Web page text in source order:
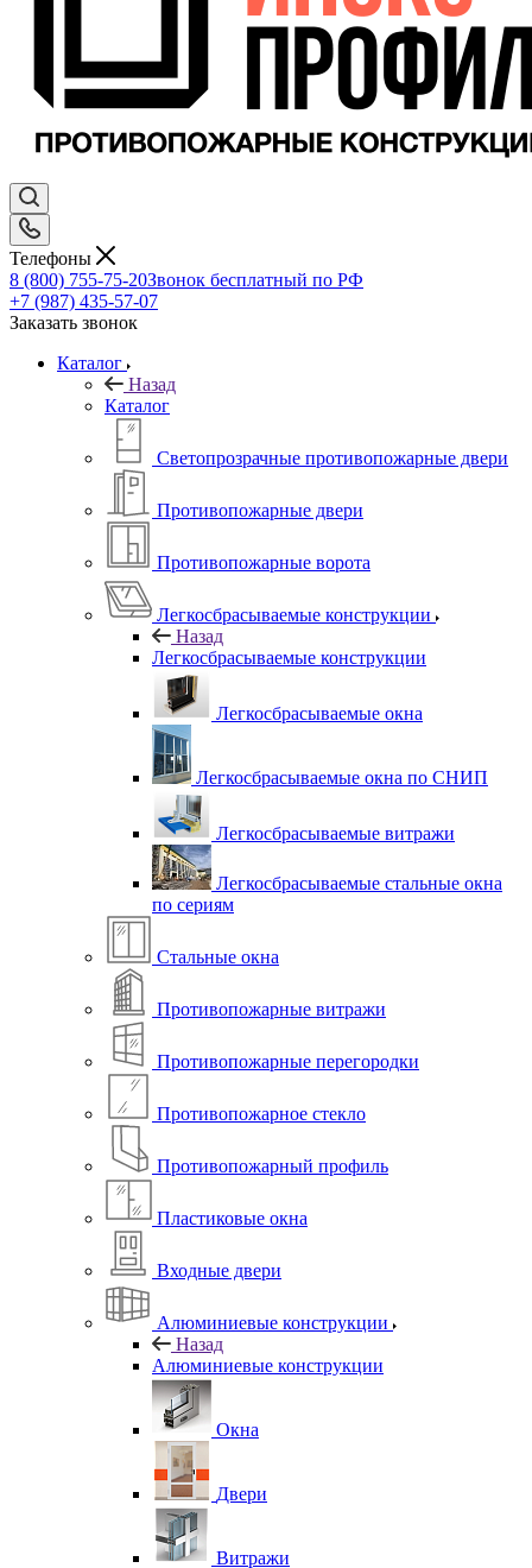
Телефоны
8 (800) 755-75-20Звонок бесплатный по РФ
+7 (987) 435-57-07
Заказать звонок
Каталог
Назад
Каталог
Светопрозрачные противопожарные двери
Противопожарные двери
Противопожарные ворота
Легкосбрасываемые конструкции
Назад
Легкосбрасываемые конструкции
Легкосбрасываемые окна
Легкосбрасываемые окна по СНИП
Легкосбрасываемые витражи
Легкосбрасываемые стальные окна
по сериям
Стальные окна
Противопожарные витражи
Противопожарные перегородки
Противопожарное стекло
Противопожарный профиль
Пластиковые окна
Входные двери
Алюминиевые конструкции
Назад
Алюминиевые конструкции
Окна
Двери
Витражи